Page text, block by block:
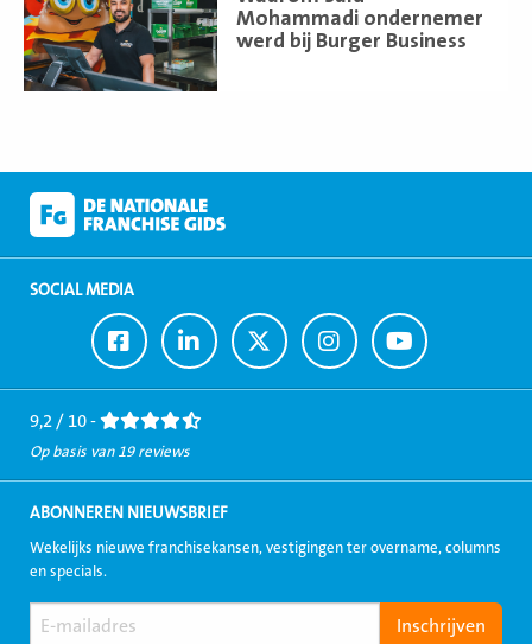
Mohammadi ondernemer
werd bij Burger Business
meer
SOCIAL MEDIA
Ga
naar
Facebook
Ga
naar
LinkedIn
Ga
naar
Twitter
Ga
naar
Instagram
Ga
naar
Youtube
9,2 / 10 -
Op basis van 19 reviews
ABONNEREN NIEUWSBRIEF
Wekelijks nieuwe franchisekansen, vestigingen ter overname, columns
en specials.